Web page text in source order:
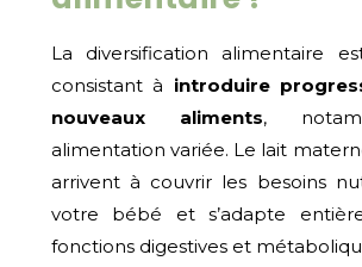
La diversification alimentaire
consistant à introduire
nouveaux aliments,
alimentation variée. Le lait
arrivent à couvrir les besoins
votre bébé et s’adapte
fonctions digestives et